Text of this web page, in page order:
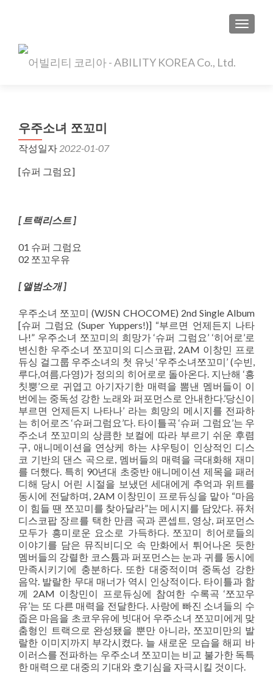
우주소녀 쪼꼬미
작성일자 2022-01-07
[슈퍼 그럼요]
[ 트랙리스트 ]
01 슈퍼 그럼요
02 쪼꼬우유
[ 앨범소개 ]
우주소녀 쪼꼬미 (WJSN CHOCOME) 2nd Single Album
[슈퍼 그럼요 (Super Yuppers!)] “부르면 언제든지 나타
나!” 우주소녀 쪼꼬미의 희망가 ‘슈퍼 그럼요’ ‘히어로’로
변신한 우주소녀 쪼꼬미의 디스코팝, 2AM 이창민 프로
듀싱 걸그룹 우주소녀의 첫 유닛 ‘우주소녀쪼꼬미’ (수빈,
루다,여름,다영)가 정의의 히어로로 돌아온다. 지난해 ‘흥
칫뿡’으로 귀엽고 아기자기한 매력을 뽐낸 멤버들이 이
번에는 중독성 강한 노래와 퍼포먼스로 안내한다.’당신이
부르면 언제든지 나타나’ 라는 희망의 메시지를 전파하
는 히어로즈 ‘슈퍼그럼요’다. 타이틀곡 ‘슈퍼 그럼요’는 우
주소녀 쪼꼬미의 상큼한 보컬에 따라 부르기 쉬운 후렴
구, 애니메이션을 연상케 하는 샤우팅이 인상적인 디스
코 기반의 댄스 곡으로, 멤버들의 매력을 극대화해 재미
를 더했다. 특히 90년대 초중반 애니메이션 제목을 패러
디해 당시 어린 시절을 보냈던 세대에게 추억과 위트를
동시에 전달하며, 2AM 이창민이 프로듀싱을 맡아 “마음
이 힘들 땐 쪼꼬미를 찾아달라”는 메시지를 담았다. 퓨처
디스코팝 장르를 택한 만큼 곡과 콘셉트, 영상, 퍼포먼스
모두가 흥미로운 요소로 가득하다. 쪼꼬미 히어로들의
이야기를 담은 뮤직비디오 속 만화에서 튀어나온 듯한
멤버들의 강렬한 코스튬과 퍼포먼스는 눈과 귀를 동시에
만족시키기에 충분하다. 또한 대중적이며 중독성 강한
음악. 발랄한 무대 매너가 역시 인상적이다. 타이틀과 함
께 2AM 이창민이 프로듀싱에 참여한 수록곡 ‘쪼꼬우
유’는 또 다른 매력을 전달한다. 사랑에 빠진 소녀들의 수
줍은 마음을 초코우유에 빗대어 우주소녀 쪼꼬미에게 맞
춤형인 트랙으로 완성됐을 뿐만 아니라, 쪼꼬미만의 발
랄한 이미지까지 부각시켰다. 늘 새로운 모습을 해피 바
이러스를 전파하는 우주소녀 쪼꼬미는 비교 불가한 독특
한 매력으로 대중의 기대와 호기심을 자극시킬 것이다.